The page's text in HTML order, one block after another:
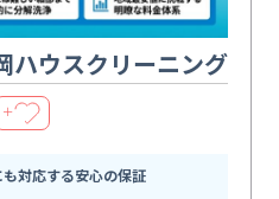
ハウスクリーニング
＋
対応する安心の保証